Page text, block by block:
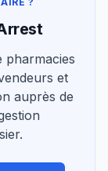
pharmacies
et
auprès de